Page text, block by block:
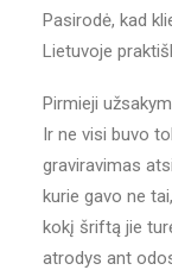
Pasirodė, kad
Lietuvoje
Pirmieji
Ir ne visi buvo
graviravimas
kurie gavo ne
kokį šriftą jie
atrodys ant